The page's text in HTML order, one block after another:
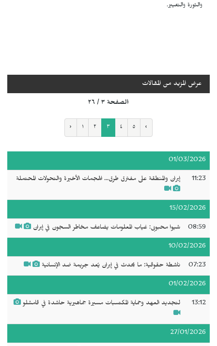
والثورة والتغيير.
عرض المزيد من المقالات
الصفحة ٣ / ٢٦
‹ ١ ٢ ٣ ٤ ٥ ›
01/03/2026
11:23 إيران والمنطقة على مفترق طرق... الهجمات الأخيرة والتحولات المحتملة
15/02/2026
08:59 شيوا محبوبی: غياب المعلومات يضاعف مخاطر السجون في إيران
10/02/2026
07:23 ناشطة حقوقية: ما يحدث في إيران يُعد جريمة ضد الإنسانية
01/02/2026
13:12 لتجديد العهد وحماية المكتسبات مسيرة جماهيرية حاشدة في قامشلو
27/01/2026